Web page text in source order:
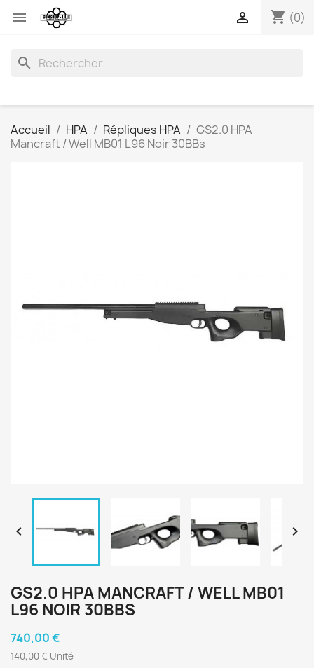
 shopping_cart (0)

search
Accueil HPA Répliques HPA
GS2.0 HPA
Mancraft / Well MB01 L96 Noir 30BBs
 
GS2.0 HPA MANCRAFT / WELL MB01
L96 NOIR 30BBS
740,00 €
140,00 € Unité